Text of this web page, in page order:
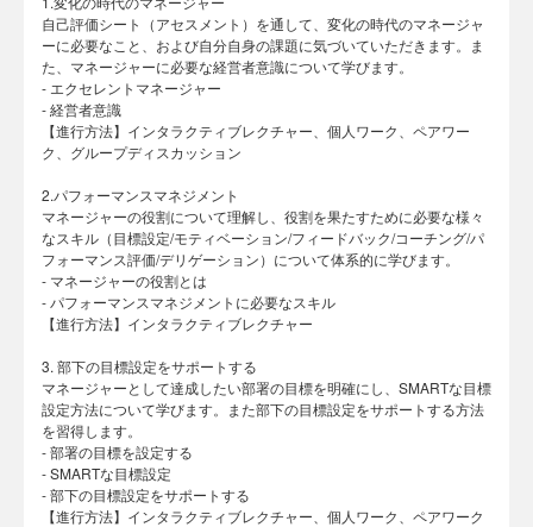
自己評価シート（アセスメント）を通して、変化の時代のマネージャ
ーに必要なこと、および自分自身の課題に気づいていただきます。ま
た、マネージャーに必要な経営者意識について学びます。
- エクセレントマネージャー
- 経営者意識
【進行方法】インタラクティブレクチャー、個人ワーク、ペアワー
ク、グループディスカッション
2.パフォーマンスマネジメント
マネージャーの役割について理解し、役割を果たすために必要な様々
なスキル（目標設定/モティベーション/フィードバック/コーチング/パ
フォーマンス評価/デリゲーション）について体系的に学びます。
- マネージャーの役割とは
- パフォーマンスマネジメントに必要なスキル
【進行方法】インタラクティブレクチャー
3. 部下の目標設定をサポートする
マネージャーとして達成したい部署の目標を明確にし、SMARTな目標
設定方法について学びます。また部下の目標設定をサポートする方法
を習得します。
- 部署の目標を設定する
- SMARTな目標設定
- 部下の目標設定をサポートする
【進行方法】インタラクティブレクチャー、個人ワーク、ペアワーク